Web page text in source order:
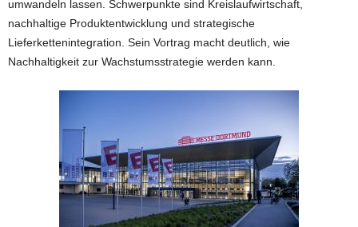
umwandeln lassen. Schwerpunkte sind Kreislaufwirtschaft,
nachhaltige Produktentwicklung und strategische
Lieferkettenintegration. Sein Vortrag macht deutlich, wie
Nachhaltigkeit zur Wachstumsstrategie werden kann.